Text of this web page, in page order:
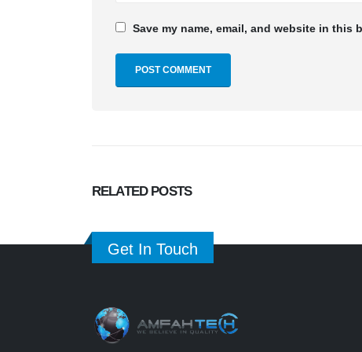
Save my name, email, and website in this
RELATED POSTS
Get In Touch